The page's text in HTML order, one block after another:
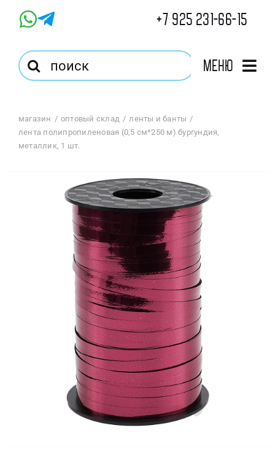
+7 925 231-66-15
Результат
поиска:
Меню
Магазин
Оптовый Магазин
Избранное
Доставка
магазин оптовый склад
ленты и банты
лента полипропиленовая (0,5 см*250 м) бургундия,
металлик, 1 шт.